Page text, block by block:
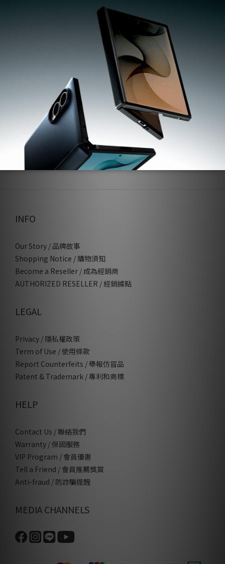
· 採用 TPU 材質，柔韌耐用
· 通過軍規級認證，Air Cushion 技術提供防摔保護
· 注入藍色樹脂，長時間保持清晰透明
· 加高邊緣設計，有效保護螢幕與相機
· 相容於 S Pen、無線充電與 PowerShare
· 專為 Samsung 設計
*欲退換貨請保持外盒及主商品完整，尤其主商品封膜及保護貼商
品一經使用或是包裝毀損即無法退換貨
*商品均享有7天鑑賞期，請注意〝鑑賞期〞並非〝試用期〞
*使用前，請您確認商品無問題,若拆除保護膜後，則無法提供退換
貨服務
了解更多
INFO
Our Story / 品牌故事
Shopping Notice / 購物須知
Become a Reseller / 成為經銷商
AUTHORIZED RESELLER / 經銷據點
LEGAL
Privacy / 隱私權政策
Term of Use / 使用條款
Report Counterfeits / 舉報仿冒品
Patent & Trademark / 專利和商標
HELP
Contact Us / 聯絡我們
Warranty / 保固服務
VIP Program / 會員優惠
Tell a Friend / 會員推薦獎賞
Anti-fraud / 防詐騙提醒
MEDIA CHANNELS